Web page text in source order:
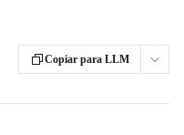
Copiar para LLM